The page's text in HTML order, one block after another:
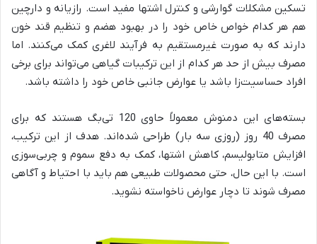
تسکین مشکلات گوارشی و کنترل اشتها مفید است. رازیانه و دارچین
هم هر کدام خواص خاص خود را در بهبود هضم و تنظیم قند خون
دارند که به صورت غیرمستقیم به فرآیند لاغری کمک می‌کنند. اما
مصرف بیش از حد هر کدام از این ترکیبات گیاهی می‌تواند برای برخی
افراد حساسیت‌زا باشد یا عوارض جانبی خاص خود را داشته باشد.
بسته‌های این دمنوش معمولاً حاوی 120 تی‌بگ هستند که برای
مصرف 40 روز (روزی سه بار) طراحی شده‌اند. هدف از این ترکیب،
افزایش متابولیسم، کاهش اشتها، کمک به دفع سموم و چربی‌سوزی
است. با این حال، حتی محصولات طبیعی هم باید با احتیاط و آگاهی
مصرف شوند تا دچار عوارض ناخواسته نشوید.